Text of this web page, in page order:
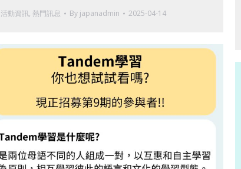
活動資訊, 熱門訊息 By japanadmin 2025-04-14